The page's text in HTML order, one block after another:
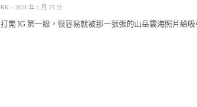
RK 2021 年 1 月 25 日
打開 IG 第一眼，很容易就被那一張張的山岳雲海照片給